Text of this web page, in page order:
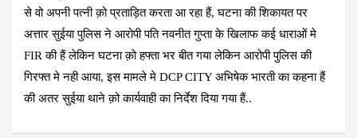
से वो अपनी पत्नी क़ो प्रताड़ित करता आ रहा हैं, घटना की शिकायत पर
अत्तार सुईया पुलिस ने आरोपी पति नवनीत गुप्ता के खिलाफ कई धाराओं मे
FIR की हैं लेकिन घटना क़ो हफ्ता भर बीत गया लेकिन आरोपी पुलिस की
गिरफ्त मे नही आया, इस मामले मे DCP CITY अभिषेक भारती का कहना हैं
की अतर सुईया थाने क़ो कार्यवाही का निर्देश दिया गया हैं..